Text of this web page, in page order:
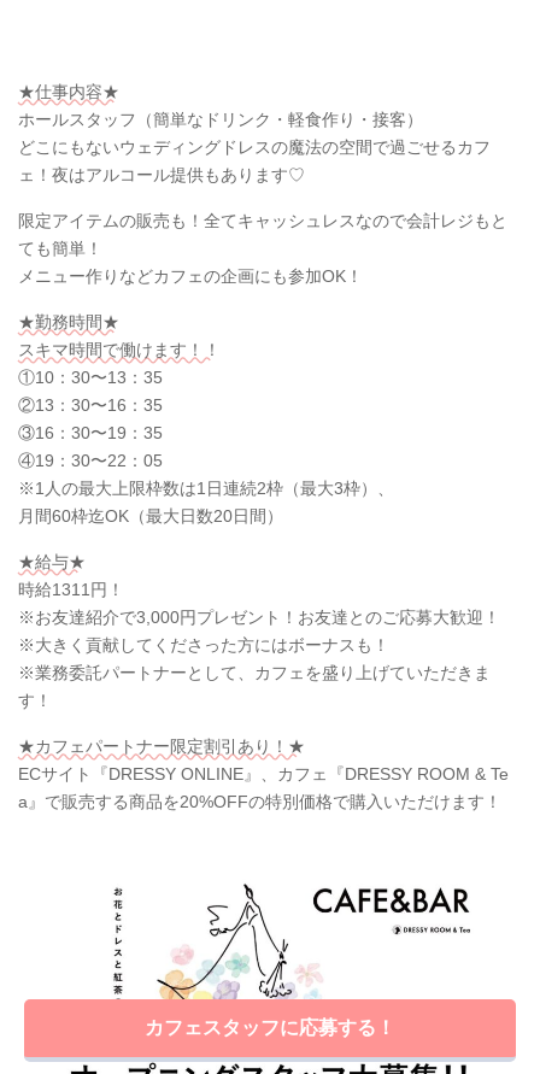
★仕事内容★
ホールスタッフ（簡単なドリンク・軽食作り・接客）
どこにもないウェディングドレスの魔法の空間で過ごせるカフ
ェ！夜はアルコール提供もあります♡
限定アイテムの販売も！全てキャッシュレスなので会計レジもと
ても簡単！
メニュー作りなどカフェの企画にも参加OK！
★勤務時間★
スキマ時間で働けます！！
①10：30〜13：35
②13：30〜16：35
③16：30〜19：35
④19：30〜22：05
※1人の最大上限枠数は1日連続2枠（最大3枠）、
月間60枠迄OK（最大日数20日間）
★給与★
時給1311円！
※お友達紹介で3,000円プレゼント！お友達とのご応募大歓迎！
※大きく貢献してくださった方にはボーナスも！
※業務委託パートナーとして、カフェを盛り上げていただきま
す！
★カフェパートナー限定割引あり！★
ECサイト『DRESSY ONLINE』、カフェ『DRESSY ROOM & Te
a』で販売する商品を20%OFFの特別価格で購入いただけます！
カフェスタッフに応募する！